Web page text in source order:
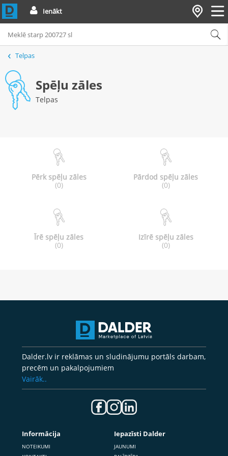
Ienākt
Telpas
Spēļu zāles
Telpas
Pērk spēļu zāles
(0)
Pārdod spēļu zāles
(0)
Īrē spēļu zāles
(0)
Izīrē spēļu zāles
(0)
Dalder.lv ir reklāmas un sludinājumu portāls darbam,
precēm un pakalpojumiem
Vairāk..
Informācija
NOTEIKUMI
Iepazīsti Dalder
JAUNUMI